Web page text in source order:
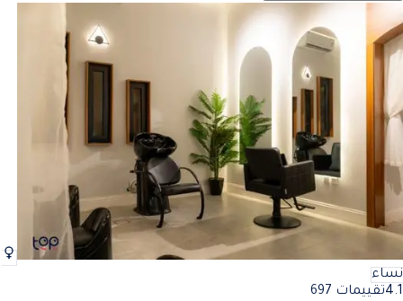
نساء
4.1تقييمات 697